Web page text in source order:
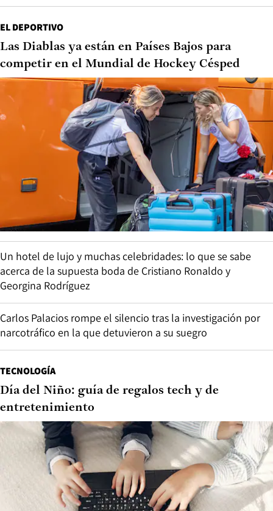
EL DEPORTIVO
Las Diablas ya están en Países Bajos para
competir en el Mundial de Hockey Césped
Un hotel de lujo y muchas celebridades: lo que se sabe
acerca de la supuesta boda de Cristiano Ronaldo y
Georgina Rodríguez
Carlos Palacios rompe el silencio tras la investigación por
narcotráfico en la que detuvieron a su suegro
TECNOLOGÍA
Día del Niño: guía de regalos tech y de
entretenimiento